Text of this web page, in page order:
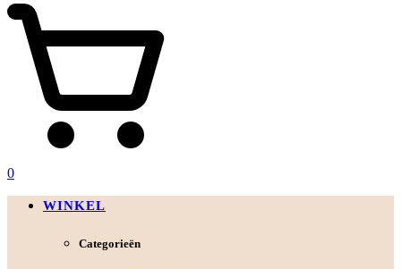
0
WINKEL
Categorieën